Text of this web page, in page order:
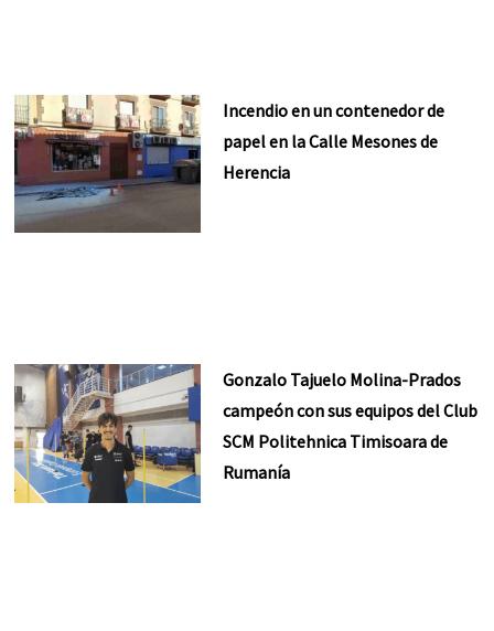
Incendio en un contenedor de
papel en la Calle Mesones de
Herencia
Gonzalo Tajuelo Molina-Prados
campeón con sus equipos del Club
SCM Politehnica Timisoara de
Rumanía